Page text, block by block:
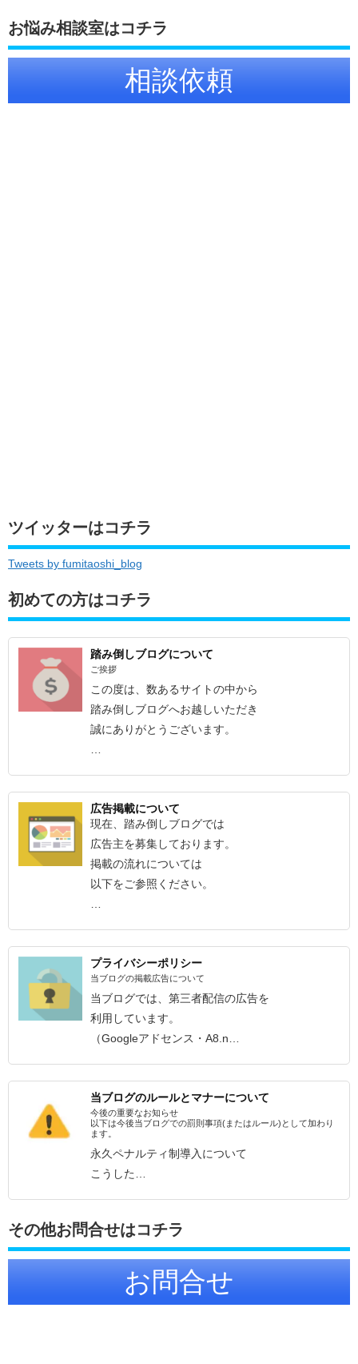
お悩み相談室はコチラ
相談依頼
ツイッターはコチラ
Tweets by fumitaoshi_blog
初めての方はコチラ
踏み倒しブログについて
ご挨拶
この度は、数あるサイトの中から
踏み倒しブログへお越しいただき
誠にありがとうございます。
広告掲載について
現在、踏み倒しブログでは
広告主を募集しております。
掲載の流れについては
以下をご参照ください。
プライバシーポリシー
当ブログの掲載広告について
当ブログでは、第三者配信の広告を
利用しています。
（Googleアドセンス・A8.n…
当ブログのルールとマナーについて
今後の重要なお知らせ
以下は今後当ブログでの罰則事項(またはルール)として加わり
ます。
永久ペナルティ制導入について
こうした…
その他お問合せはコチラ
お問合せ